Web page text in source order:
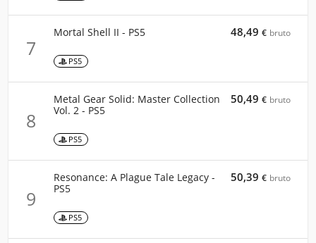
7
Mortal Shell II - PS5
PS5
48,49 € bruto
8
Metal Gear Solid: Master Collection
Vol. 2 - PS5
PS5
50,49 € bruto
9
Resonance: A Plague Tale Legacy -
PS5
PS5
50,39 € bruto